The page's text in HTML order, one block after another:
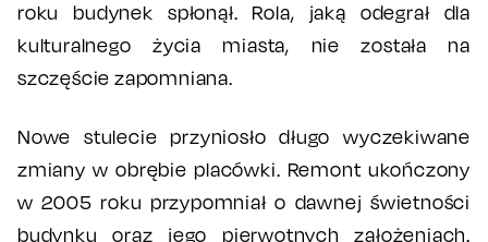
roku budynek spłonął. Rola, jaką odegrał dla
kulturalnego życia miasta, nie została na
szczęście zapomniana.
Nowe stulecie przyniosło długo wyczekiwane
zmiany w obrębie placówki. Remont ukończony
w 2005 roku przypomniał o dawnej świetności
budynku oraz jego pierwotnych założeniach.